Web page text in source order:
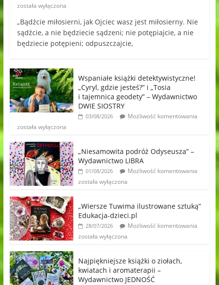
została wyłączona
„Bądźcie miłosierni, jak Ojciec wasz jest miłosierny. Nie
sądźcie, a nie będziecie sądzeni; nie potępiajcie, a nie
będziecie potępieni; odpuszczajcie,
Wspaniałe książki detektywistyczne!
„Cyryl, gdzie jesteś?” i „Tosia
i tajemnica geodety” – Wydawnictwo
DWIE SIOSTRY
03/08/2026
Możliwość komentowania
została wyłączona
„Niesamowita podróż Odyseusza” –
Wydawnictwo LIBRA
01/08/2026
Możliwość komentowania
została wyłączona
„Wiersze Tuwima ilustrowane sztuką”
Edukacja-dzieci.pl
28/07/2026
Możliwość komentowania
została wyłączona
Najpiękniejsze książki o ziołach,
kwiatach i aromaterapii –
Wydawnictwo JEDNOŚĆ